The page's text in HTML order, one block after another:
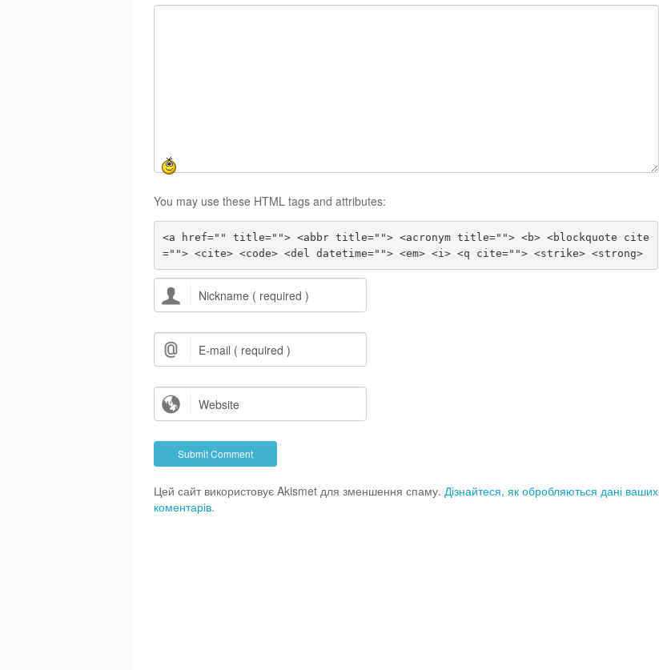
You may use these HTML tags and attributes:
<a href="" title=""> <abbr title=""> <acronym title=""> <b> <blockquote cite
=""> <cite> <code> <del datetime=""> <em> <i> <q cite=""> <strike> <strong>
Цей сайт використовує Akismet для зменшення спаму. Дізнайтеся, як обробляються дані ваших
коментарів.